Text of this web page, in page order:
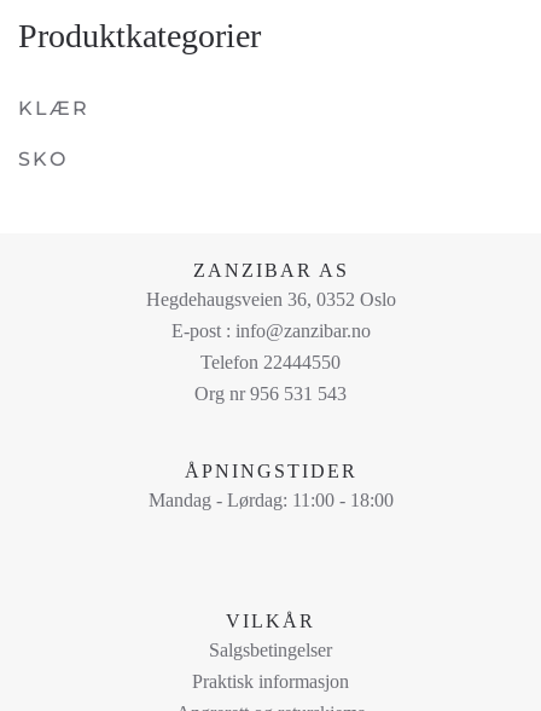
Produktkategorier
KLÆR
SKO
ZANZIBAR AS
Hegdehaugsveien 36, 0352 Oslo
E-post : info@zanzibar.no
Telefon 22444550
Org nr 956 531 543
ÅPNINGSTIDER
Mandag - Lørdag: 11:00 - 18:00
VILKÅR
Salgsbetingelser
Praktisk informasjon